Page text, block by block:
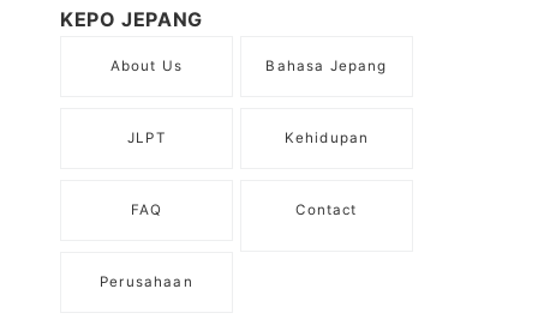
KEPO JEPANG
About Us Bahasa Jepang
JLPT Kehidupan
FAQ Contact
Perusahaan